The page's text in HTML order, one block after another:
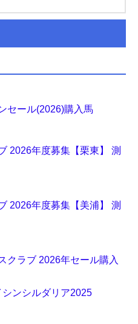
セール(2026)購入馬
2026年度募集【栗東】 測
2026年度募集【美浦】 測
クラブ 2026年セール購入
シンシルダリア2025